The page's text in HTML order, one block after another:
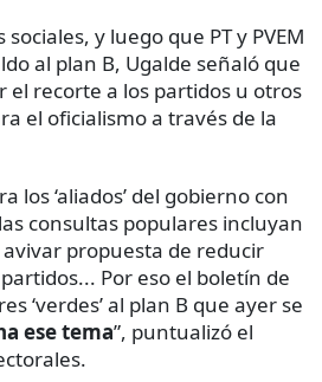
y luego que PT y PVEM
al plan B, Ugalde señaló que
el recorte a los partidos u otros
el oficialismo a través de la
los ‘aliados’ del gobierno con
consultas populares incluyan
propuesta de reducir
Por eso el boletín de
‘verdes’ al plan B que ayer se
ese tema”, puntualizó el